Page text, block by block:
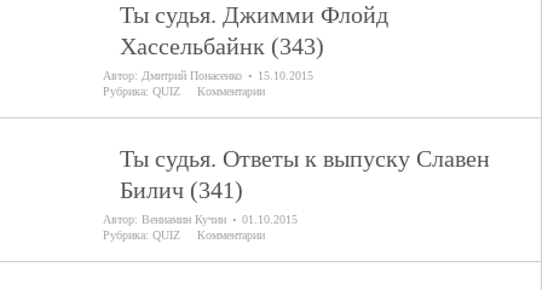
Ты судья. Джимми Флойд
Хассельбайнк (343)
Автор: Дмитрий Понасенко
15.10.2015
Рубрика: QUIZ Комментарии
Ты судья. Ответы к выпуску Славен
Билич (341)
Автор: Вениамин Кучин
01.10.2015
Рубрика: QUIZ Комментарии